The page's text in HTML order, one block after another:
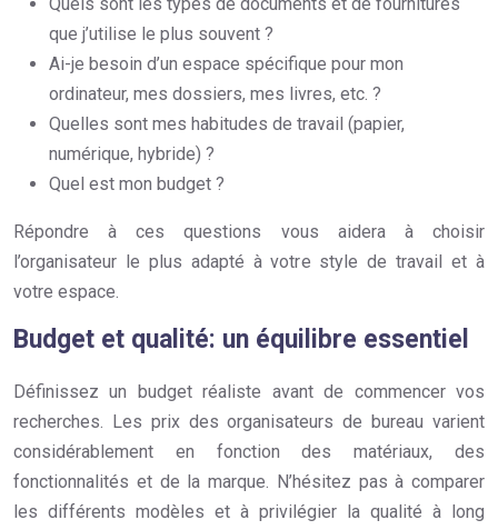
que j’utilise le plus souvent ?
Ai-je besoin d’un espace spécifique pour mon
ordinateur, mes dossiers, mes livres, etc. ?
Quelles sont mes habitudes de travail (papier,
numérique, hybride) ?
Quel est mon budget ?
Répondre à ces questions vous aidera à choisir
l’organisateur le plus adapté à votre style de travail et à
votre espace.
Budget et qualité: un équilibre essentiel
Définissez un budget réaliste avant de commencer vos
recherches. Les prix des organisateurs de bureau varient
considérablement en fonction des matériaux, des
fonctionnalités et de la marque. N’hésitez pas à comparer
les différents modèles et à privilégier la qualité à long